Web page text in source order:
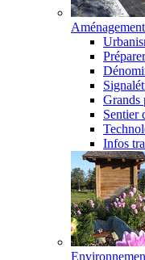
Grands
Sentier
Infos